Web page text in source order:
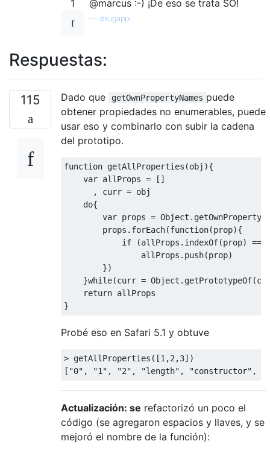
1 @marcus :-) ¡De eso se trata SO!
dkugappi
Respuestas:
115 Dado que getOwnPropertyNames puede
obtener propiedades no enumerables, puede
usar eso y combinarlo con subir la cadena
del prototipo.
function getAllProperties (obj ){
var allProps =
[]
,
curr = obj
do{
var props = Object .
        props
. forEach(function(prop){
if
(allProps . indexOf(prop)
===
                allProps
. push(prop)
})
}while(curr = Object . getPrototypeOf(
return
}
Probé eso en Safari 5.1 y obtuve
> getAllProperties ([1 ,2 ,3])
[ "0" , "1" , "2" , "length" , "constructor" ,
Actualización: se refactorizó un poco el
código (se agregaron espacios y llaves, y se
mejoró el nombre de la función):